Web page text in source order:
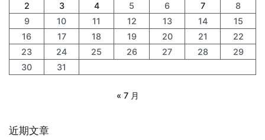
2
3 4 5 6 7
8
9
10 11 12 13 14
15
16
17 18 19 20 21
22
23
24 25 26 27 28
29
30
31
« 7 月
近期文章